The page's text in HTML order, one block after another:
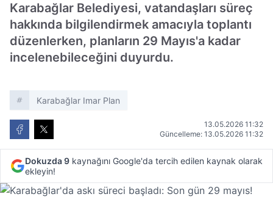
Karabağlar Belediyesi, vatandaşları süreç
hakkında bilgilendirmek amacıyla toplantı
düzenlerken, planların 29 Mayıs'a kadar
incelenebileceğini duyurdu.
Karabağlar Imar Plan
13.05.2026 11:32
Güncelleme: 13.05.2026 11:32
Dokuzda 9 kaynağını Google'da tercih edilen kaynak olarak
ekleyin!